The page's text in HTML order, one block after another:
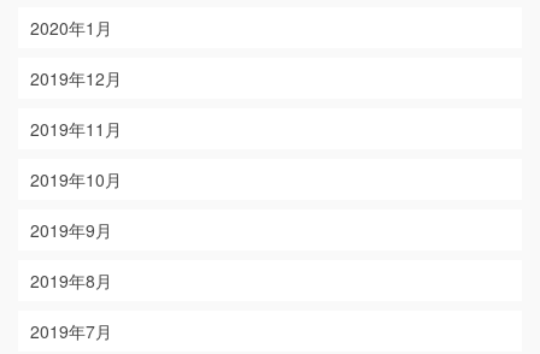
2020年1月
2019年12月
2019年11月
2019年10月
2019年9月
2019年8月
2019年7月